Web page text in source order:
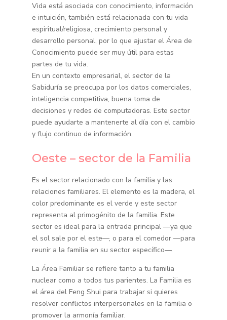
Vida está asociada con conocimiento, información
e intuición, también está relacionada con tu vida
espiritual/religiosa, crecimiento personal y
desarrollo personal, por lo que ajustar el Área de
Conocimiento puede ser muy útil para estas
partes de tu vida.
En un contexto empresarial, el sector de la
Sabiduría se preocupa por los datos comerciales,
inteligencia competitiva, buena toma de
decisiones y redes de computadoras. Este sector
puede ayudarte a mantenerte al día con el cambio
y flujo continuo de información.
Oeste – sector de la Familia
Es el sector relacionado con la familia y las
relaciones familiares. El elemento es la madera, el
color predominante es el verde y este sector
representa al primogénito de la familia. Este
sector es ideal para la entrada principal —ya que
el sol sale por el este—, o para el comedor —para
reunir a la familia en su sector específico—.
La Área Familiar se refiere tanto a tu familia
nuclear como a todos tus parientes. La Familia es
el área del Feng Shui para trabajar si quieres
resolver conflictos interpersonales en la familia o
promover la armonía familiar.